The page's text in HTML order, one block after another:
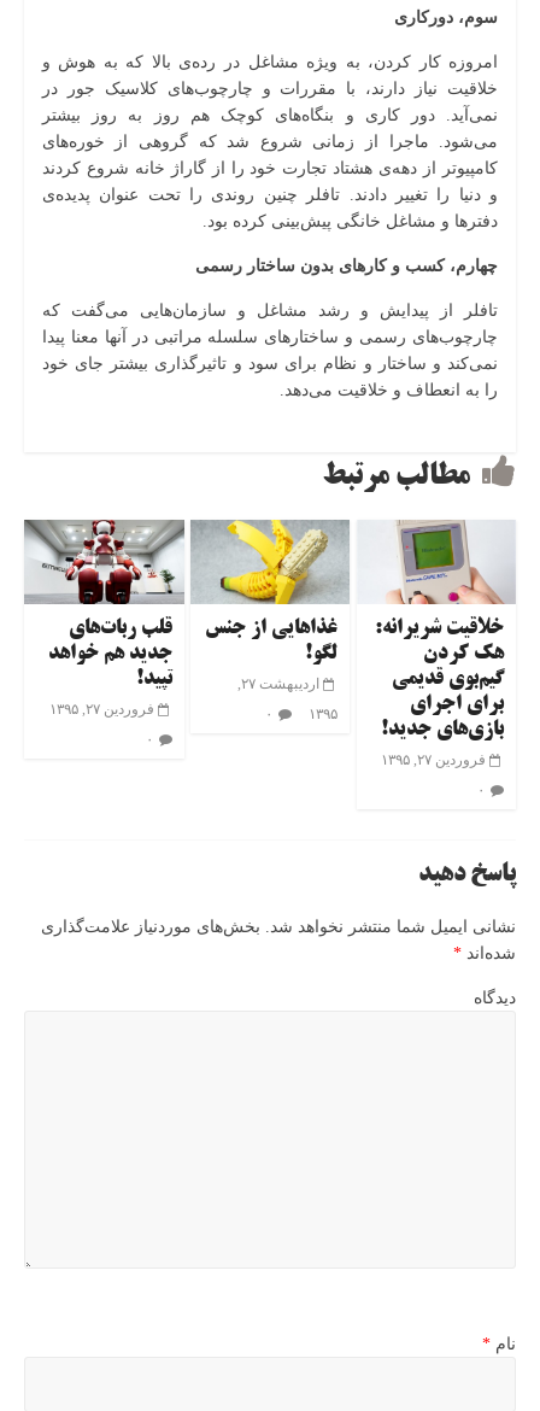
سوم، دورکاری
امروزه کار کردن، به ویژه مشاغل در رده‌ی بالا که به هوش و
خلاقیت نیاز دارند، با مقررات و چارچوب‌های کلاسیک جور در
نمی‌آید. دور کاری و بنگاه‌های کوچک هم روز به روز بیشتر
می‌شود. ماجرا از زمانی شروع شد که گروهی از خوره‌های
کامپیوتر از دهه‌ی هشتاد تجارت خود را از گاراژ خانه شروع کردند
و دنیا را تغییر دادند. تافلر چنین روندی را تحت عنوان پدیده‌ی
دفترها و مشاغل خانگی پیش‌بینی کرده بود.
چهارم، کسب و کارهای بدون ساختار رسمی
تافلر از پیدایش و رشد مشاغل و سازمان‌هایی می‌گفت که
چارچوب‌های رسمی و ساختارهای سلسله مراتبی در آنها معنا پیدا
نمی‌کند و ساختار و نظام برای سود و تاثیرگذاری بیشتر جای خود
را به انعطاف و خلاقیت می‌دهد.
مطالب مرتبط
خلاقیت شریرانه:
هک کردن
گیم‌بوی قدیمی
برای اجرای
بازی‌های جدید!
فروردین ۲۷, ۱۳۹۵
۰
غذاهایی از جنس
لگو!
اردیبهشت ۲۷,
۱۳۹۵
۰
قلب ربات‌های
جدید هم خواهد
تپید!
فروردین ۲۷, ۱۳۹۵
۰
پاسخ دهید
نشانی ایمیل شما منتشر نخواهد شد. بخش‌های موردنیاز علامت‌گذاری
شده‌اند *
دیدگاه
نام *